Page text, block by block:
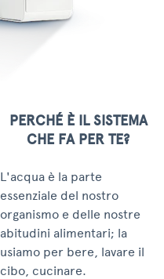
PERCHÉ È IL SISTEMA
CHE FA PER TE?
L'acqua è la parte
essenziale del nostro
organismo e delle nostre
abitudini alimentari; la
usiamo per bere, lavare il
cibo, cucinare.